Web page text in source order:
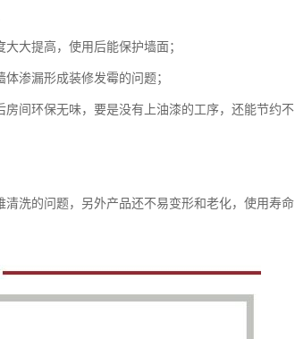
大提高，使用后能保护墙面；
渗漏形成装修发霉的问题；
间环保无味，要是没有上油漆的工序，还能节约不
洗的问题，另外产品还不易变形和老化，使用寿命